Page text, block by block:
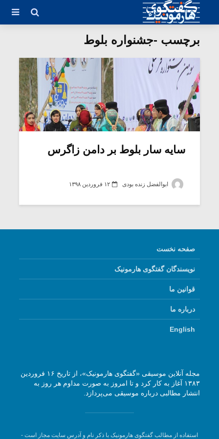
برچسب -جشنواره بلوط
سایه سار بلوط بر دامن زاگرس
ابوالفضل زنده بودی ۱۲ فروردین ۱۳۹۸
صفحه نخست
نویسندگان گفتگوی هارمونیک
قوانین ما
درباره ما
English
مجله آنلاین موسیقی «گفتگوی هارمونیک»، از تاریخ ۱۶ فروردین
۱۳۸۳ آغاز به کار کرد و تا امروز به صورت مداوم هر روز به
انتشار مطالبی درباره موسیقی می‌پردازد.
استفاده از مطالب گفتگوی هارمونیک با ذکر نام و آدرس سایت مجاز است -